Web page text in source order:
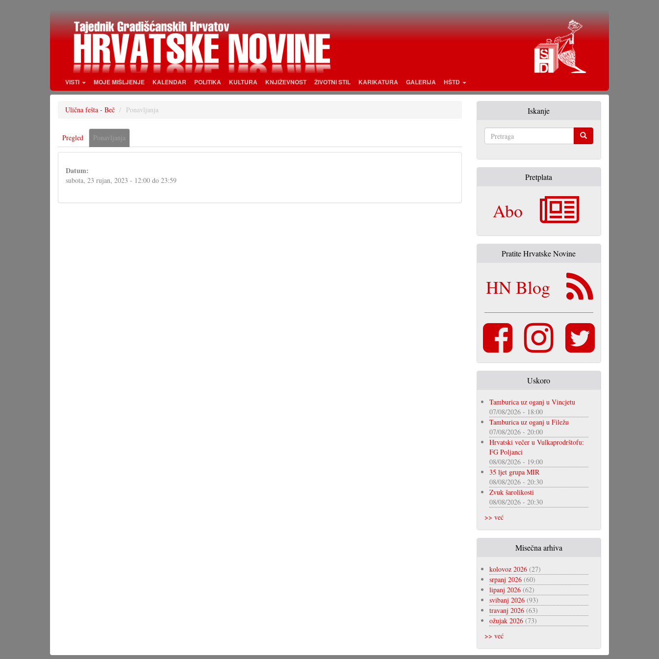
VISTI MOJE MIŠLJENJE KALENDAR POLITIKA KULTURA KNJIŽEVNOST ŽIVOTNI STIL KARIKATURA GALERIJA HŠTD
Ulična fešta - Beč Ponavljanja
Primarne
oznake
Pregled Ponavljanja
oznaka)
Datum:
subota, 23 rujan, 2023 - 12:00 do 23:59
Iskanje
Pretplata
Abo
Pratite Hrvatske Novine
HN Blog
Uskoro
Tamburica uz oganj u Vincjetu
07/08/2026 - 18:00
Tamburica uz oganj u Filežu
07/08/2026 - 20:00
Hrvatski večer u Vulkaprodrštofu:
FG Poljanci
08/08/2026 - 19:00
35 ljet grupa MIR
08/08/2026 - 20:30
Zvuk šarolikosti
08/08/2026 - 20:30
>> već
Misečna arhiva
kolovoz 2026(27)
srpanj 2026(60)
lipanj 2026(62)
svibanj 2026(93)
travanj 2026(63)
ožujak 2026(73)
>> već